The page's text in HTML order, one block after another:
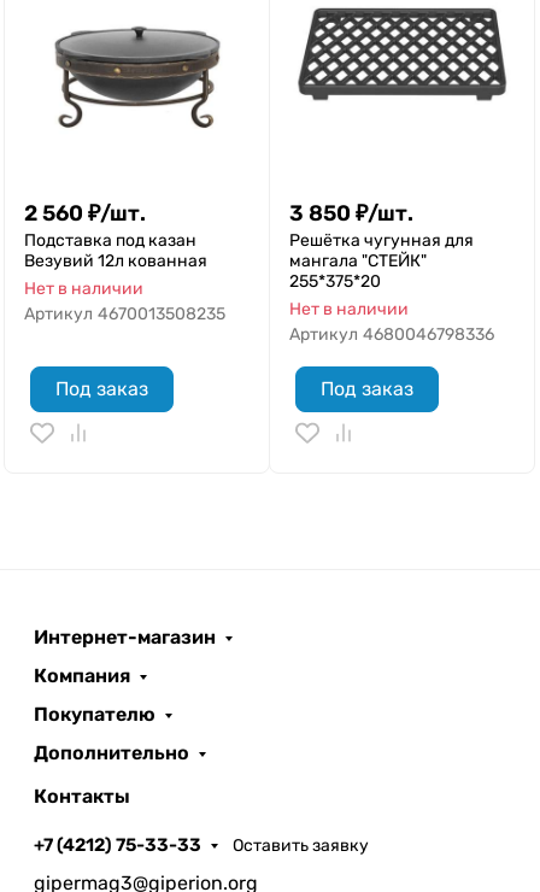
2 560 ₽/шт.
Подставка под казан
Везувий 12л кованная
Нет в наличии
Артикул 4670013508235
Под заказ
3 850 ₽/шт.
Решётка чугунная для
мангала "СТЕЙК"
255*375*20
Нет в наличии
Артикул 4680046798336
Под заказ
Интернет-магазин
Компания
Покупателю
Дополнительно
Контакты
+7 (4212) 75-33-33 Оставить заявку
gipermag3@giperion.org